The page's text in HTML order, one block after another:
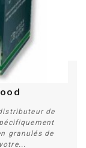
de
granulés de